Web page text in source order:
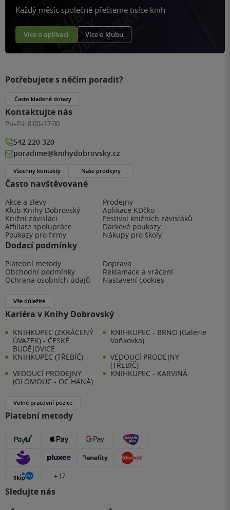
Každý měsíc společně přečteme tisíce knih
Více o aplikaci Více o klubu
Často navštěvované
Akce a slevy
Prodejny
Klub Knihy Dobrovský
Aplikace KDčko
Knižní závisláci
Festival knižních závisláků
Affiliate spolupráce
Dárkové poukazy
Poukazy pro firmy
Nákupy pro školy
Dodací podmínky
Platební metody
Doprava
Obchodní podmínky
Reklamace a vrácení
Ochrana osobních údajů
Nastavení cookies
Vše důležité
Kariéra v Knihy Dobrovský
KNIHKUPEC (ZKRÁCENÝ
ÚVAZEK) - ČESKÉ
BUDĚJOVICE
KNIHKUPEC - BRNO (Galerie
Vaňkovka)
KNIHKUPEC (TŘEBÍČ)
VEDOUCÍ PRODEJNY
(TŘEBÍČ)
VEDOUCÍ PRODEJNY
(OLOMOUC - OC HANÁ)
KNIHKUPEC - KARVINÁ
Volné pracovní pozice
Platební metody
+ 17
Sledujte nás
Potřebujete s něčím poradit?
Často kladené dotazy
Kontaktujte nás
Po–Pá: 8:00–17:00
542 220 320
poradime@knihydobrovsky.cz
Všechny kontakty Naše prodejny